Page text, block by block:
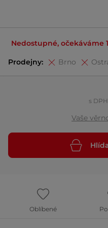
Nedostupné, očekáváme
Prodejny: Brno
s DPH
Vaše
Oblíbené